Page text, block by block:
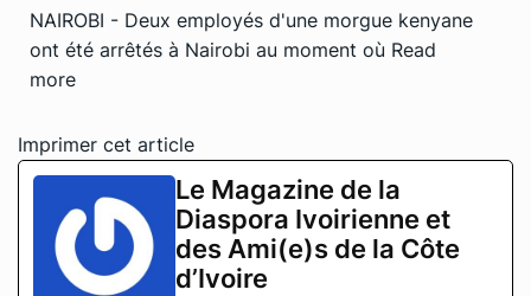
NAIROBI - Deux employés d'une morgue kenyane
ont été arrêtés à Nairobi au moment où Read
more
Imprimer cet article
Le Magazine de la
Diaspora Ivoirienne et
des Ami(e)s de la Côte
d’Ivoire